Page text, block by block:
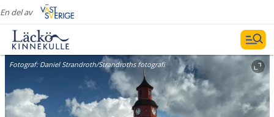
En del av
Fotograf:Daniel Strandroth/Strandroths fotografi